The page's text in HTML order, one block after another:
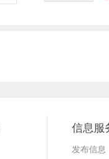
信息服
发布信息